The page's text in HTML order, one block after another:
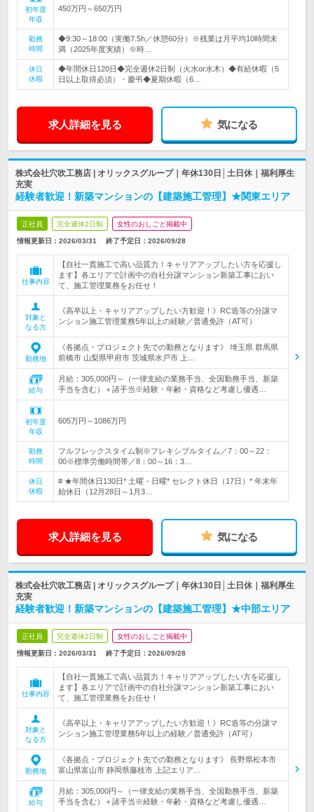
初年度
年収
450万円～650万円
勤務
時間
◆9:30～18:00（実働7.5h／休憩60分）※残業は月平均10時間未
満（2025年度実績）※時…
休日
休暇
◆年間休日120日◆完全週休2日制（火水or水木）◆有給休暇（5
日以上取得必須）・慶弔◆夏期休暇（6…
求人詳細を見る 気になる
株式会社穴吹工務店 | オリックスグループ｜年休130日│土日休｜福利厚生
充実
経験者歓迎！新築マンションの【建築施工管理】★関東エリア
正社員 完全週休2日制 女性のおしごと掲載中
情報更新日：2026/03/31 終了予定日： 2026/09/28
仕事内容
【自社一貫施工で高い品質力！キャリアアップしたい方を応援し
ます】各エリアで計画中の自社分譲マンション新築工事におい
て、施工管理業務をお任せ！
対象と
なる方
《高卒以上・キャリアアップしたい方歓迎！》RC造等の分譲マ
ンション施工管理業務5年以上の経験／普通免許（AT可）
勤務地
《各拠点・プロジェクト先での勤務となります》 埼玉県 群馬県
前橋市 山梨県甲府市 茨城県水戸市 上…
給与
月給：305,000円～（一律支給の業務手当、全国勤務手当、新築
手当を含む）＋諸手当※経験・年齢・資格など考慮し優遇…
初年度
年収
605万円～1086万円
勤務
時間
フルフレックスタイム制※フレキシブルタイム／7：00～22：
00※標準労働時間帯／8：00～16：3…
休日
休暇
# ★年間休日130日* 土曜・日曜* セレクト休日（17日）* 年末年
始休日（12月28日～1月3…
求人詳細を見る 気になる
株式会社穴吹工務店 | オリックスグループ｜年休130日│土日休｜福利厚生
充実
経験者歓迎！新築マンションの【建築施工管理】★中部エリア
正社員 完全週休2日制 女性のおしごと掲載中
情報更新日：2026/03/31 終了予定日： 2026/09/28
仕事内容
【自社一貫施工で高い品質力！キャリアアップしたい方を応援し
ます】各エリアで計画中の自社分譲マンション新築工事におい
て、施工管理業務をお任せ！
対象と
なる方
《高卒以上・キャリアアップしたい方歓迎！》RC造等の分譲マ
ンション施工管理業務5年以上の経験／普通免許（AT可）
勤務地
《各拠点・プロジェクト先での勤務となります》 長野県松本市
富山県富山市 静岡県藤枝市 上記エリア…
給与
月給：305,000円～（一律支給の業務手当、全国勤務手当、新築
手当を含む）＋諸手当※経験・年齢・資格など考慮し優遇…